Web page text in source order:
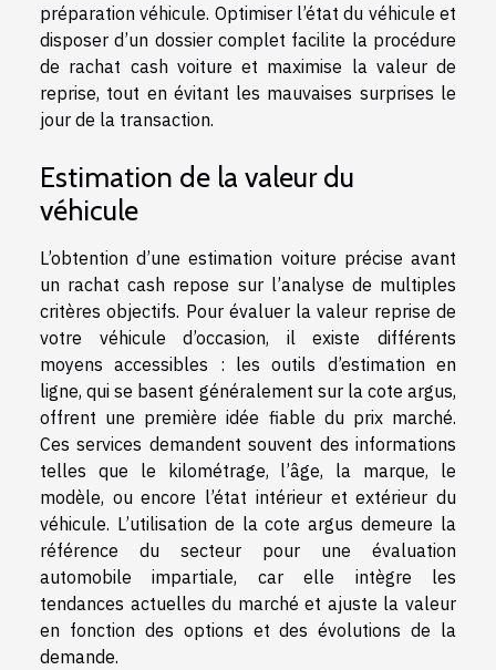
préparation véhicule. Optimiser l’état du véhicule et
disposer d’un dossier complet facilite la procédure
de rachat cash voiture et maximise la valeur de
reprise, tout en évitant les mauvaises surprises le
jour de la transaction.
Estimation de la valeur du
véhicule
L’obtention d’une estimation voiture précise avant
un rachat cash repose sur l’analyse de multiples
critères objectifs. Pour évaluer la valeur reprise de
votre véhicule d’occasion, il existe différents
moyens accessibles : les outils d’estimation en
ligne, qui se basent généralement sur la cote argus,
offrent une première idée fiable du prix marché.
Ces services demandent souvent des informations
telles que le kilométrage, l’âge, la marque, le
modèle, ou encore l’état intérieur et extérieur du
véhicule. L’utilisation de la cote argus demeure la
référence du secteur pour une évaluation
automobile impartiale, car elle intègre les
tendances actuelles du marché et ajuste la valeur
en fonction des options et des évolutions de la
demande.